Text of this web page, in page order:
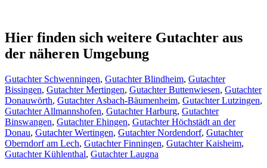
Hier finden sich weitere Gutachter aus
der näheren Umgebung
Gutachter Schwenningen, Gutachter Blindheim, Gutachter
Bissingen, Gutachter Mertingen, Gutachter Buttenwiesen, Gutachter
Donauwörth, Gutachter Asbach-Bäumenheim, Gutachter Lutzingen,
Gutachter Allmannshofen, Gutachter Harburg, Gutachter
Binswangen, Gutachter Ehingen, Gutachter Höchstädt an der
Donau, Gutachter Wertingen, Gutachter Nordendorf, Gutachter
Oberndorf am Lech, Gutachter Finningen, Gutachter Kaisheim,
Gutachter Kühlenthal, Gutachter Laugna